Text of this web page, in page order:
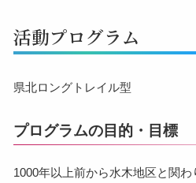
活動プログラム
県北ロングトレイル型
プログラムの目的・目標
1000年以上前から水木地区と関